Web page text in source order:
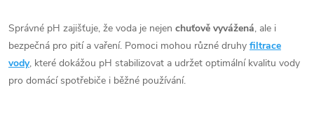
Správné pH zajišťuje, že voda je nejen chuťově vyvážená, ale i
bezpečná pro pití a vaření. Pomoci mohou různé druhy filtrace
vody, které dokážou pH stabilizovat a udržet optimální kvalitu vody
pro domácí spotřebiče i běžné používání.